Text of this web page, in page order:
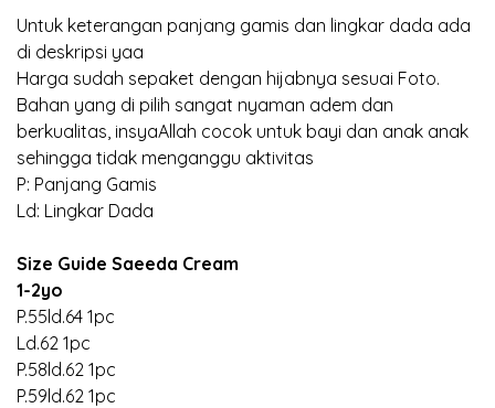
Untuk keterangan panjang gamis dan lingkar dada ada
di deskripsi yaa
Harga sudah sepaket dengan hijabnya sesuai Foto.
Bahan yang di pilih sangat nyaman adem dan
berkualitas, insyaAllah cocok untuk bayi dan anak anak
sehingga tidak menganggu aktivitas
P: Panjang Gamis
Ld: Lingkar Dada
Size Guide Saeeda Cream
1-2yo
P.55ld.64 1pc
Ld.62 1pc
P.58ld.62 1pc
P.59ld.62 1pc